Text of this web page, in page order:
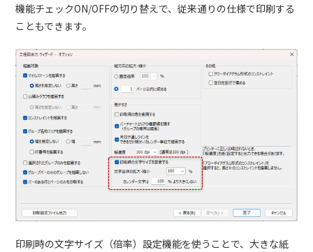
機能チェックON/OFFの切り替えで、従来通りの仕様で印刷する
こともできます。
印刷時の文字サイズ（倍率）設定機能を使うことで、大きな紙